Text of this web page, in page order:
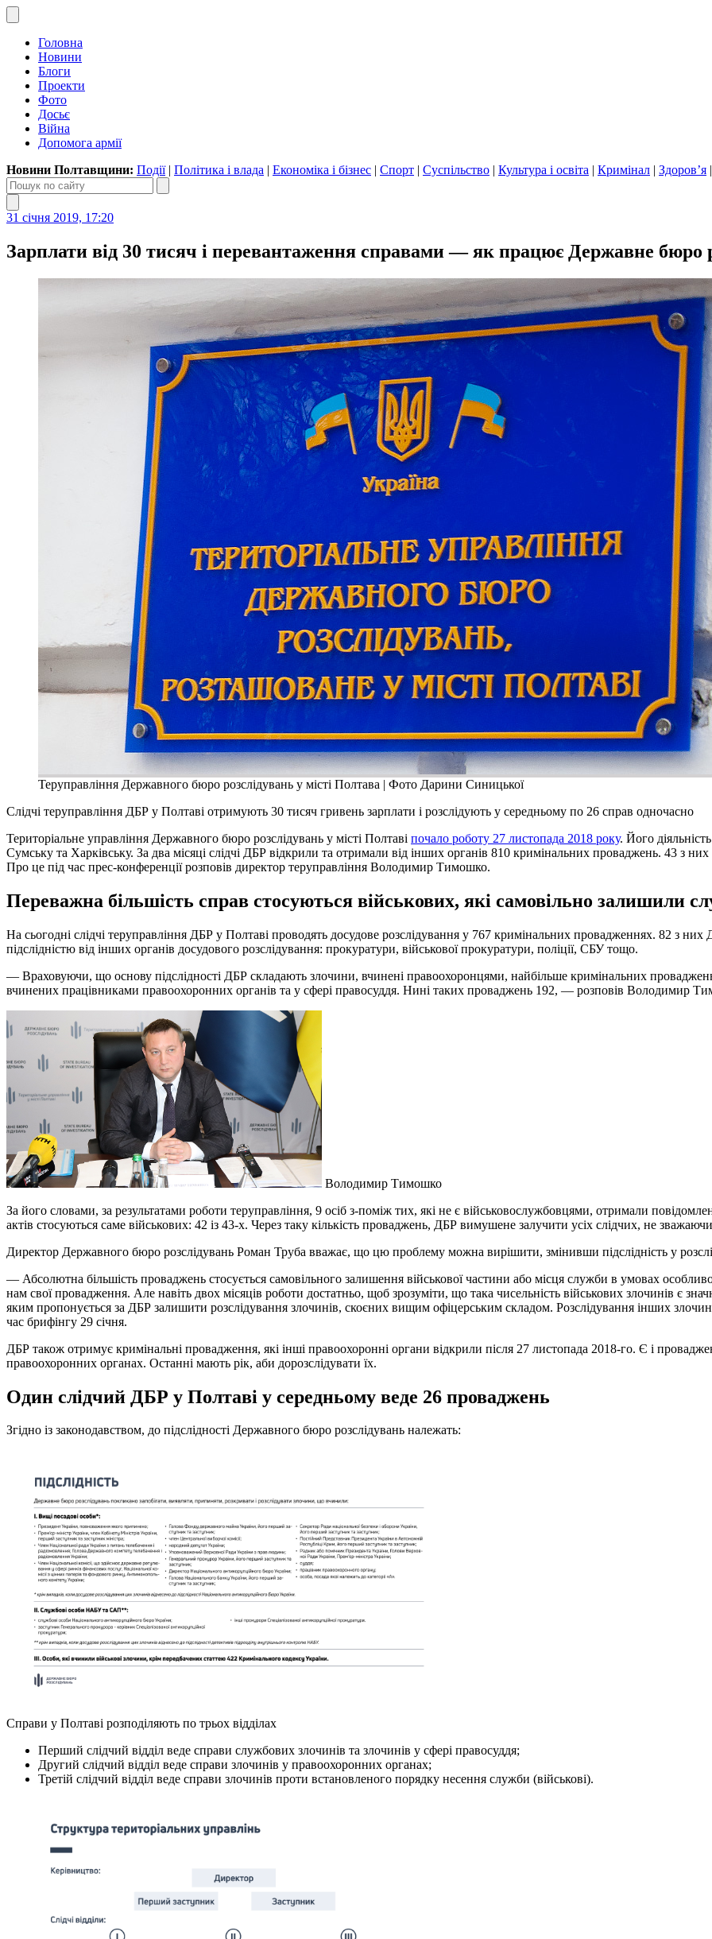
Головна
Новини
Блоги
Проекти
Фото
Досьє
Війна
Допомога армії
Новини Полтавщини: Події| Політика і влада | Економіка і бізнес | Спорт | Суспільство | Культура і освіта | Кримінал | Здоров’я |
31 січня 2019, 17:20
Зарплати від 30 тисяч і перевантаження справами — як працює Державне бюро
Теруправління Державного бюро розслідувань у місті Полтава | Фото Дарини Синицької
Слідчі теруправління ДБР у Полтаві отримують 30 тисяч гривень зарплати і розслідують у середньому по 26 справ одночасно
Територіальне управління Державного бюро розслідувань у місті Полтаві почало роботу 27 листопада 2018 року. Його
Сумську та Харківську. За два місяці слідчі ДБР відкрили та отримали від інших органів 810 кримінальних проваджень. 43 з
Про це під час прес-конференції розповів директор теруправління Володимир Тимошко.
Переважна більшість справ стосуються військових, які самовільно залишили
На сьогодні слідчі теруправління ДБР у Полтаві проводять досудове розслідування у 767 кримінальних провадженнях. 82 з
підслідністю від інших органів досудового розслідування: прокуратури, військової прокуратури, поліції, СБУ тощо.
— Враховуючи, що основу підслідності ДБР складають злочини, вчинені правоохоронцями, найбільше кримінальних проваджень
вчинених працівниками правоохоронних органів та у сфері правосуддя. Нині таких проваджень 192, — розповів Володимир
Володимир Тимошко
За його словами, за результатами роботи теруправління, 9 осіб з-поміж тих, які не є військовослужбовцями, отримали
актів стосуються саме військових: 42 із 43-х. Через таку кількість проваджень, ДБР вимушене залучити усіх слідчих, не
Директор Державного бюро розслідувань Роман Труба вважає, що цю проблему можна вирішити, змінивши підслідність у
— Абсолютна більшість проваджень стосується самовільного залишення військової частини або місця служби в умовах
нам свої провадження. Але навіть двох місяців роботи достатньо, щоб зрозуміти, що така чисельність військових злочинів є
яким пропонується за ДБР залишити розслідування злочинів, скоєних вищим офіцерським складом. Розслідування інших
час брифінгу 29 січня.
ДБР також отримує кримінальні провадження, які інші правоохоронні органи відкрили після 27 листопада 2018-го. Є і
правоохоронних органах. Останні мають рік, аби дорозслідувати їх.
Один слідчий ДБР у Полтаві у середньому веде 26 проваджень
Згідно із законодавством, до підслідності Державного бюро розслідувань належать:
Справи у Полтаві розподіляють по трьох відділах
Перший слідчий відділ веде справи службових злочинів та злочинів у сфері правосуддя;
Другий слідчий відділ веде справи злочинів у правоохоронних органах;
Третій слідчий відділ веде справи злочинів проти встановленого порядку несення служби (військові).